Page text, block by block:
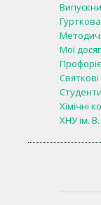
Мої
Хімічні
ХНУ ім.